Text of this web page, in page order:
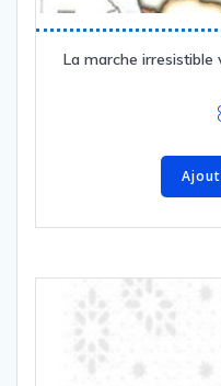
La marche irresistible